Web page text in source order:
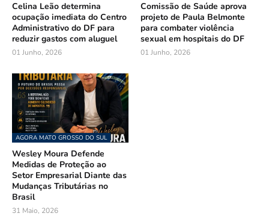
Celina Leão determina
ocupação imediata do Centro
Administrativo do DF para
reduzir gastos com aluguel
01 Junho, 2026
Comissão de Saúde aprova
projeto de Paula Belmonte
para combater violência
sexual em hospitais do DF
01 Junho, 2026
AGORA MATO GROSSO DO SUL
Wesley Moura Defende
Medidas de Proteção ao
Setor Empresarial Diante das
Mudanças Tributárias no
Brasil
31 Maio, 2026